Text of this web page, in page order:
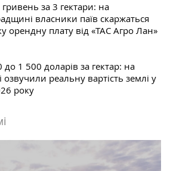
за 3 гектари: на
власники паїв скаржаться
орендну плату від «ТАС Агро Лан»
до 1 500 доларів за гектар: на
реальну вартість землі у
року